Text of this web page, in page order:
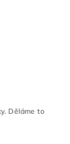
Děláme to